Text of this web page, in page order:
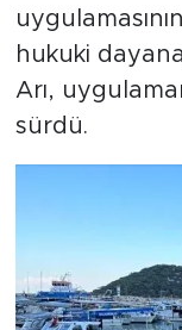
hukuki
Arı,
sürdü.